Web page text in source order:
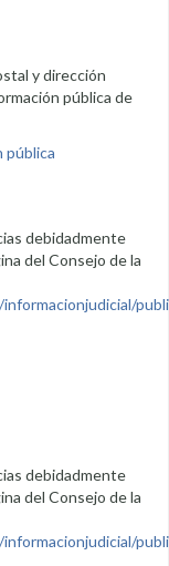
y dirección
pública de
pública
debidadmente
del Consejo de la
debidadmente
del Consejo de la